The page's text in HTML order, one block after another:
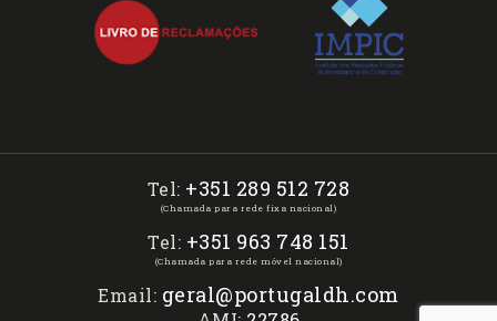
Tel: +351 289 512 728
(Chamada para rede fixa nacional)
Tel: +351 963 748 151
(Chamada para rede móvel nacional)
Email: geral@portugaldh.com